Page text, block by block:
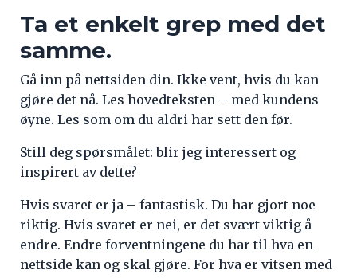
Ta et enkelt grep med det
samme.
Gå inn på nettsiden din. Ikke vent, hvis du kan
gjøre det nå. Les hovedteksten – med kundens
øyne. Les som om du aldri har sett den før.
Still deg spørsmålet: blir jeg interessert og
inspirert av dette?
Hvis svaret er ja – fantastisk. Du har gjort noe
riktig. Hvis svaret er nei, er det svært viktig å
endre. Endre forventningene du har til hva en
nettside kan og skal gjøre. For hva er vitsen med